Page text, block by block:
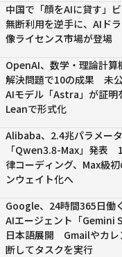
中国で「顔をAIに貸す」
無断利用を逆手に、AIド
像ライセンス市場が登場
OpenAI、数学・理論計算
解決問題で10の成果 未
AIモデル「Astra」が証明
Leanで形式化
Alibaba、2.4兆パラメー
「Qwen3.8-Max」発表
律コーディング、Max級
ンウェイト化へ
Google、24時間365日働
AIエージェント「Gemini
日本語展開 Gmailやカレ
断してタスクを実行